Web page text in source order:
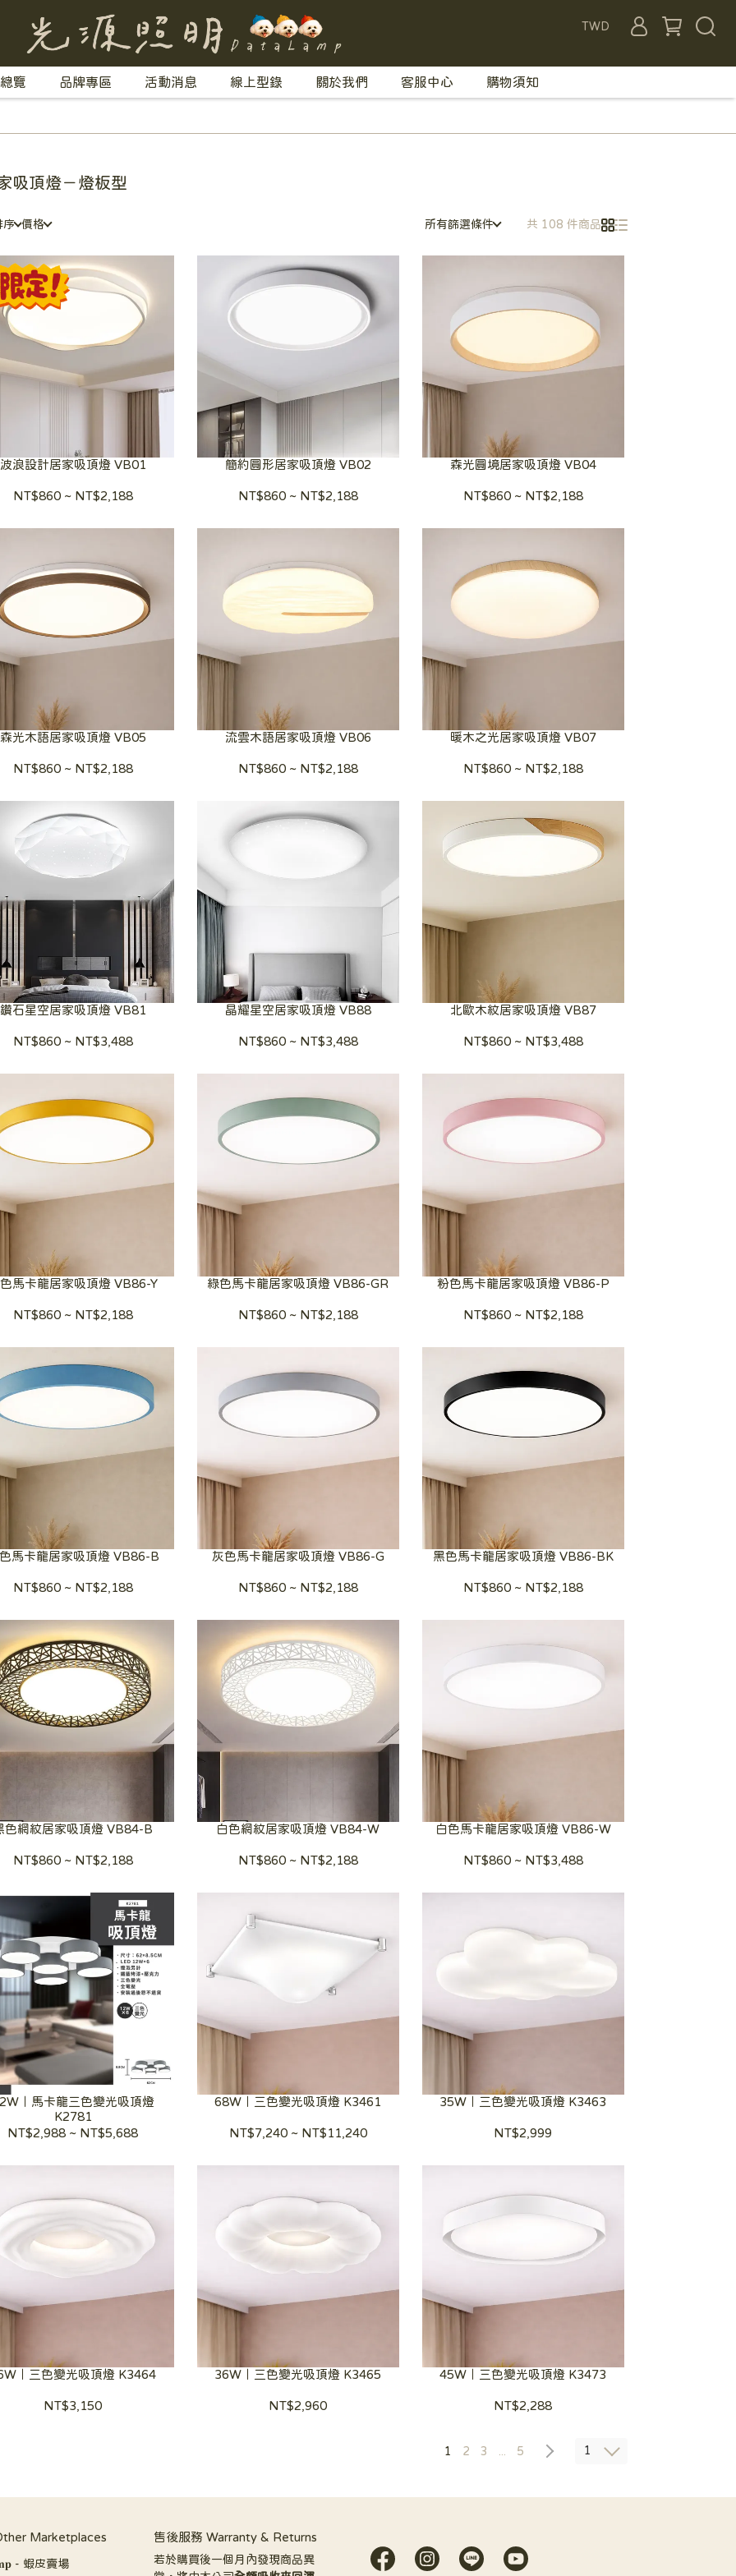
TWD
覽 品牌專區 活動消息 線上型錄 關於我們 客服中心 購物須知
吸頂燈－燈板型
序 價格 所有篩選條件 共 108 件商品
波浪設計居家吸頂燈 VB01
NT$860~ NT$2,188
簡約圓形居家吸頂燈 VB02
NT$860~ NT$2,188
森光圓境居家吸頂燈 VB04
NT$860~ NT$2,188
森光木語居家吸頂燈 VB05
NT$860~ NT$2,188
流雲木語居家吸頂燈 VB06
NT$860~ NT$2,188
暖木之光居家吸頂燈 VB07
NT$860~ NT$2,188
鑽石星空居家吸頂燈 VB81
NT$860~ NT$3,488
晶耀星空居家吸頂燈 VB88
NT$860~ NT$3,488
北歐木紋居家吸頂燈 VB87
NT$860~ NT$3,488
馬卡龍居家吸頂燈 VB86-Y
NT$860~ NT$2,188
綠色馬卡龍居家吸頂燈 VB86-GR
NT$860~ NT$2,188
粉色馬卡龍居家吸頂燈 VB86-P
NT$860~ NT$2,188
馬卡龍居家吸頂燈 VB86-B
NT$860~ NT$2,188
灰色馬卡龍居家吸頂燈 VB86-G
NT$860~ NT$2,188
黑色馬卡龍居家吸頂燈 VB86-BK
NT$860~ NT$2,188
色網紋居家吸頂燈 VB84-B
NT$860~ NT$2,188
白色網紋居家吸頂燈 VB84-W
NT$860~ NT$2,188
白色馬卡龍居家吸頂燈 VB86-W
NT$860~ NT$3,488
｜馬卡龍三色變光吸頂燈
K2781
NT$2,988 ~ NT$5,688
68W｜三色變光吸頂燈 K3461
NT$7,240~ NT$11,240
35W｜三色變光吸頂燈 K3463
NT$2,999
｜三色變光吸頂燈 K3464
NT$3,150
36W｜三色變光吸頂燈 K3465
NT$2,960
45W｜三色變光吸頂燈 K3473
NT$2,288
1 2 3 5 1
Marketplaces
- 蝦皮賣場
售後服務 Warranty & Returns
若於購買後一個月內發現商品異